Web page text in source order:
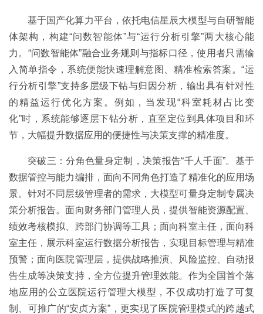
基于国产化算力平台，依托电信星辰大模型与自研智能
体架构，构建“问数智能体”与“运行分析引擎”两大核心能
力。“问数智能体”融合业务规则与指标口径，使用者只需输
入简单指令，系统便能快速理解意图、精准检索答案。“运
行分析引擎”支持多层级下钻与归因分析，输出具有针对性
的精益运行优化方案。例如，当发现“科室耗材占比变
化”时，系统能够逐层下钻分析，直至定位到具体项目和环
节，大幅提升数据应用的便捷性与决策支撑的精准度。
突破三：分角色量身定制，决策报告“千人千面”。基于
数据管控与能力编排，面向不同角色打造了精准化的应用场
景。针对不同层级管理者的需求，大模型可量身定制专属决
策分析报告。面向财务部门管理人员，提供智能资源配置、
绩效考核模拟、跨部门协调等工具；面向科室主任，面向科
室主任，展示科室运行数据分析报告，实现目标管理与精准
预警；面向医院管理层，提供战略推演、风险监控、自动报
告生成等决策支持，全方位提升管理效能。作为全国首个落
地应用的公立医院运行管理大模型，不仅成功打造了可复
制、可推广的“安贞方案”，更实现了医院管理模式的跨越式